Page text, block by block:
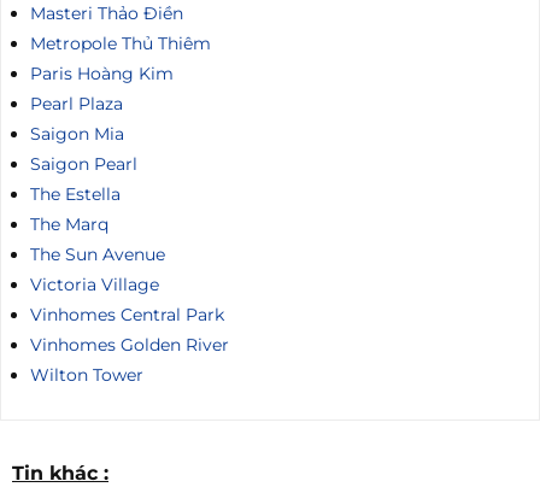
Masteri Thảo Điền
Metropole Thủ Thiêm
Paris Hoàng Kim
Pearl Plaza
Saigon Mia
Saigon Pearl
The Estella
The Marq
The Sun Avenue
Victoria Village
Vinhomes Central Park
Vinhomes Golden River
Wilton Tower
Tin khác :